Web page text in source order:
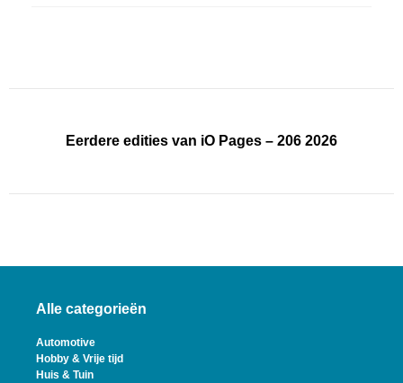
Eerdere edities van iO Pages – 206 2026
Alle categorieën
Automotive
Hobby & Vrije tijd
Huis & Tuin